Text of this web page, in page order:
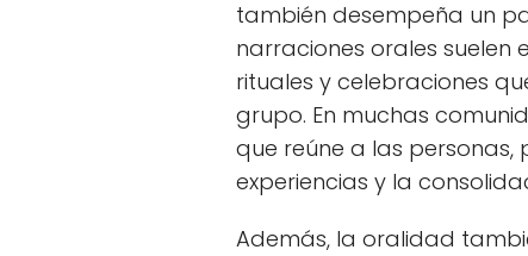
también desempeña un
narraciones orales suelen
rituales y celebraciones
grupo. En muchas
que reúne a las
experiencias y la
Además, la oralidad